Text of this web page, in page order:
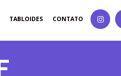
TABLOIDES CONTATO